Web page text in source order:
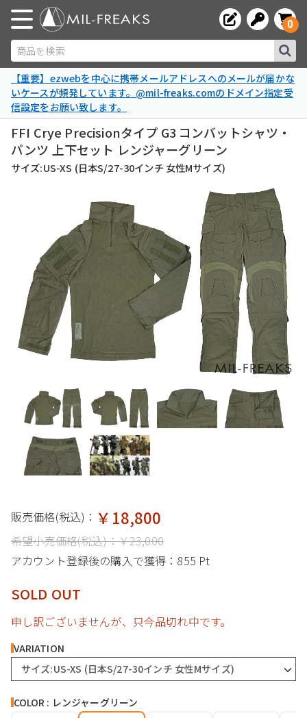
商品を検索
0
【重要】ezwebを中心に携帯メールアドレスへのメールが届かな
いケースが頻発しています。@mil-freaks.comのドメイン指定受
信設定をお願い致します。
FFI Crye Precisionタイプ G3 コンバットシャツ・
パンツ 上下セット レンジャーグリーン
サイズ:US-XS (日本S/27-30インチ 女性Mサイズ)
販売価格(税込)： ￥18,800
希望小売価格(税込)：￥23,000
アカウント登録後の購入で獲得： 855 Pt
SOLD OUT
申し訳ございませんが、只今品切れ中です。
VARIATION
サイズ:US-XS (日本S/27-30インチ 女性Mサイズ)
COLOR : レンジャーグリーン